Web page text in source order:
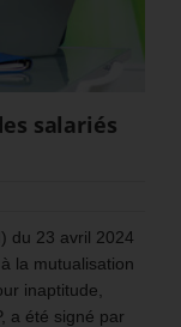
salariés
du 23 avril 2024
la mutualisation
inaptitude,
a été signé par